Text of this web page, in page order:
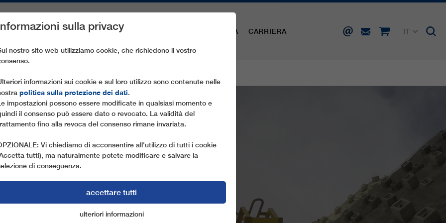
DI RICAMBIO ASSISTENZA CLIENTI STAMPA CARRIERA
IT
sulla privacy
nostro sito web utilizziamo cookie, che richiedono il vostro
informazioni sui cookie e sul loro utilizzo sono contenute nelle
politica sulla protezione dei dati.
impostazioni possono essere modificate in qualsiasi momento e
il consenso può essere dato o revocato. La validità del
fino alla revoca del consenso rimane invariata.
Vi chiediamo di acconsentire all'utilizzo di tutti i cookie
tutti), ma naturalmente potete modificare e salvare la
di conseguenza.
accettare tutti
cookie di marketing
ulteriori informazioni